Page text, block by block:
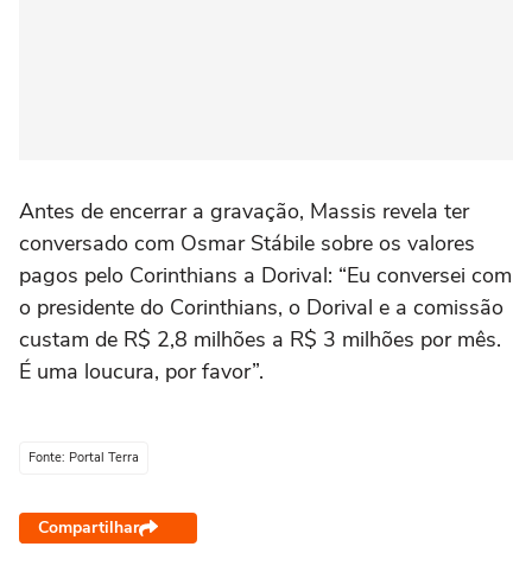
Antes de encerrar a gravação, Massis revela ter
conversado com Osmar Stábile sobre os valores
pagos pelo Corinthians a Dorival: “Eu conversei com
o presidente do Corinthians, o Dorival e a comissão
custam de R$ 2,8 milhões a R$ 3 milhões por mês.
É uma loucura, por favor”.
Fonte: Portal Terra
Compartilhar